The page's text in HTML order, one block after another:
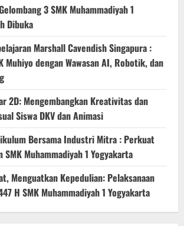
3 SMK Muhammadiyah 1
Dibuka
Marshall Cavendish Singapura :
Muhiyo dengan Wawasan AI, Robotik, dan
2D: Mengembangkan Kreativitas dan
Siswa DKV dan Animasi
Bersama Industri Mitra : Perkuat
SMK Muhammadiyah 1 Yogyakarta
Menguatkan Kepedulian: Pelaksanaan
H SMK Muhammadiyah 1 Yogyakarta